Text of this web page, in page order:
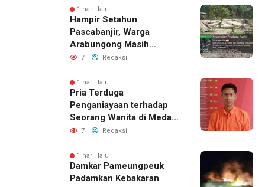
Jalur Resmi
1 hari lalu
Hampir Setahun
Pascabanjir, Warga
Arabungong Masih
Menunggu Bantuan
7 Redaksi
1 hari lalu
Pria Terduga
Penganiayaan terhadap
Seorang Wanita di Medan
Ditangkap Polisi
7 Redaksi
1 hari lalu
Damkar Pameungpeuk
Padamkan Kebakaran